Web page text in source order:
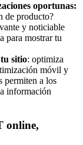
oportunas:
de producto?
y noticiable
para mostrar tu
sitio: optimiza
móvil y
permiten a los
información
online,